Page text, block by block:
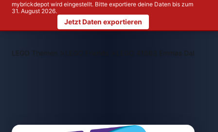
mybrickdepot wird eingestellt. Bitte exportiere deine Daten bis zum
31. August 2026.
Jetzt Daten exportieren
LEGO Themen > LEGO 41663 Emmas